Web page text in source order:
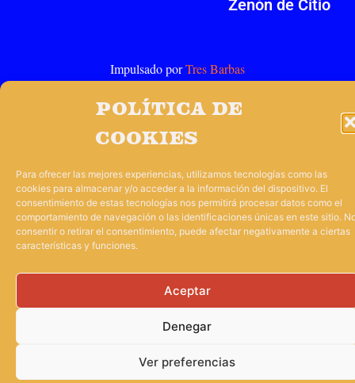
Política de
cookies
Para ofrecer las mejores experiencias, utilizamos tecnologías como las
cookies para almacenar y/o acceder a la información del dispositivo. El
consentimiento de estas tecnologías nos permitirá procesar datos como el
comportamiento de navegación o las identificaciones únicas en este sitio.
consentir o retirar el consentimiento, puede afectar negativamente a ciertas
características y funciones.
Aceptar
Denegar
Ver preferencias
Zenón de Citio
Impulsado porTres Barbas